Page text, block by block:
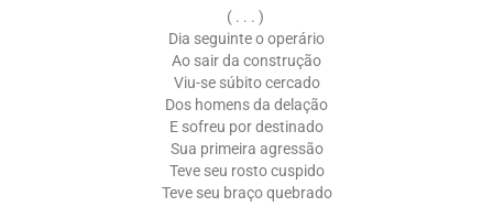
( . . . )
Dia seguinte o operário
Ao sair da construção
Viu-se súbito cercado
Dos homens da delação
E sofreu por destinado
Sua primeira agressão
Teve seu rosto cuspido
Teve seu braço quebrado